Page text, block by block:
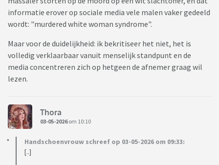
informatie erover op sociale media vele malen vaker gedeeld
wordt: "murdered white woman syndrome".
Maar voor de duidelijkheid: ik bekritiseer het niet, het is
volledig verklaarbaar vanuit menselijk standpunt en de
media concentreren zich op hetgeen de afnemer graag wil
lezen.
Thora
03-05-2026om 10:10
Handschoenvrouw schreef op 03-05-2026 om 09:33:
[..]